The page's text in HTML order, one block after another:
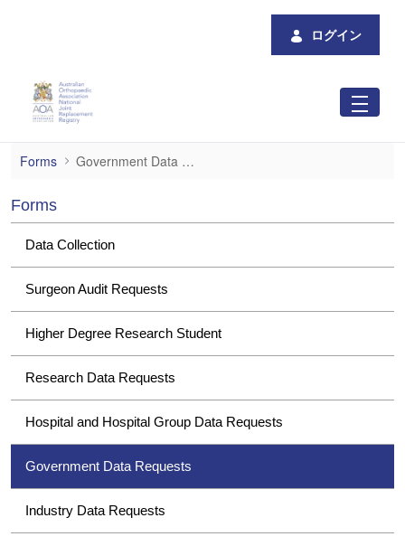
ログイン
Government Data Requests
Forms Government Data Requests
Forms
Data Collection
Surgeon Audit Requests
Higher Degree Research Student
Research Data Requests
Hospital and Hospital Group Data Requests
Government Data Requests
Industry Data Requests